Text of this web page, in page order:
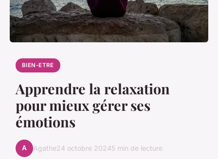
BIEN-ETRE
Apprendre la relaxation
pour mieux gérer ses
émotions
A Agathe24 octobre 20245 min de lecture